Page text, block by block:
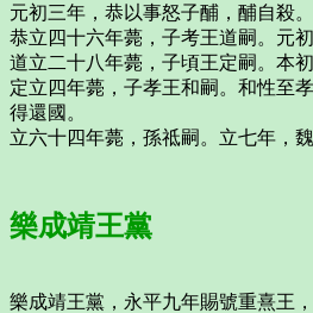
元初三年，恭以事怒子酺，酺自殺
恭立四十六年薨，子考王道嗣。元
道立二十八年薨，子頃王定嗣。本
定立四年薨，子孝王和嗣。和性至
得還國。
立六十四年薨，孫祗嗣。立七年，
樂成靖王黨
樂成靖王黨，永平九年賜號重熹王